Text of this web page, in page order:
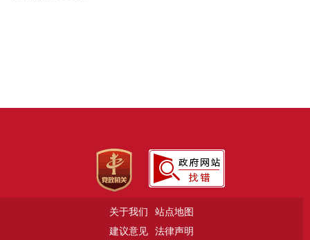
关于我们 站点地图
建议意见 法律声明